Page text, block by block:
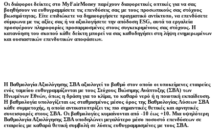
Οι διάφοροι δείκτες στο MyFairMoney παρέχουν διαφορετικές οπτικές για να σας
βοηθήσουν να ευθυγραμμίσετε τις επενδύσεις σας με τους προσωπικούς σας στόχους
βιωσιμότητας. Είτε επιδιώκετε να δημιουργήσετε πραγματικό αντίκτυπο, να επενδύσετε
σύμφωνα με τις αξίες σας ή να αξιολογήσετε την απόδοση ESG, αυτά τα εργαλεία
προσφέρουν πληροφορίες προσαρμοσμένες στους συγκεκριμένους σας στόχους. Η
κατανόηση του σκοπού κάθε δείκτη μπορεί να σας καθοδηγήσει στη λήψη ενημερωμένων
και ουσιαστικών επενδυτικών αποφάσεων.
Η Βαθμολογία Αξιολόγησης ΣΒΑ αξιολογεί το βαθμό στον οποίο οι υποκείμενες εταιρείες
ενός ταμείου ευθυγραμμίζονται με τους Στόχους Βιώσιμης Ανάπτυξης (ΣΒΑ) των
Ηνωμένων Εθνών, όπως η δράση για το κλίμα, το καθαρό νερό ή η ποιοτική εκπαίδευση.
Η βαθμολογία υπολογίζεται ως σταθμισμένος μέσος όρος της Βαθμολογίας Λύσεων ΣΒΑ
κάθε συμμετοχής, η οποία αντικατοπτρίζει τις πιο σημαντικές θετικές και αρνητικές
συνεισφορές στους ΣΒΑ. Οι βαθμολογίες κυμαίνονται από -10 έως +10. Μια υψηλότερη
Βαθμολογία Αξιολόγησης ΣΒΑ υποδηλώνει μεγαλύτερο μέσο ποσοστό επενδύσεων σε
εταιρείες με καθαρά θετική συμβολή σε λύσεις ευθυγραμμισμένες με τους ΣΒΑ.